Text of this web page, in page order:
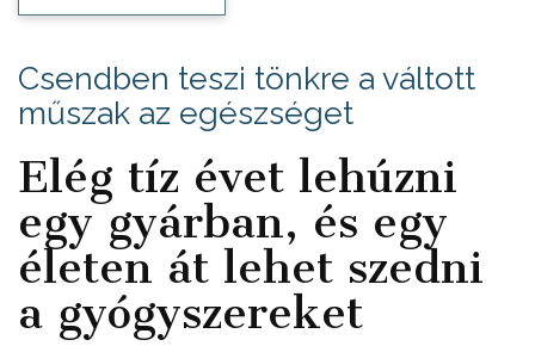
Csendben teszi tönkre a váltott
műszak az egészséget
Elég tíz évet lehúzni
egy gyárban, és egy
életen át lehet szedni
a gyógyszereket